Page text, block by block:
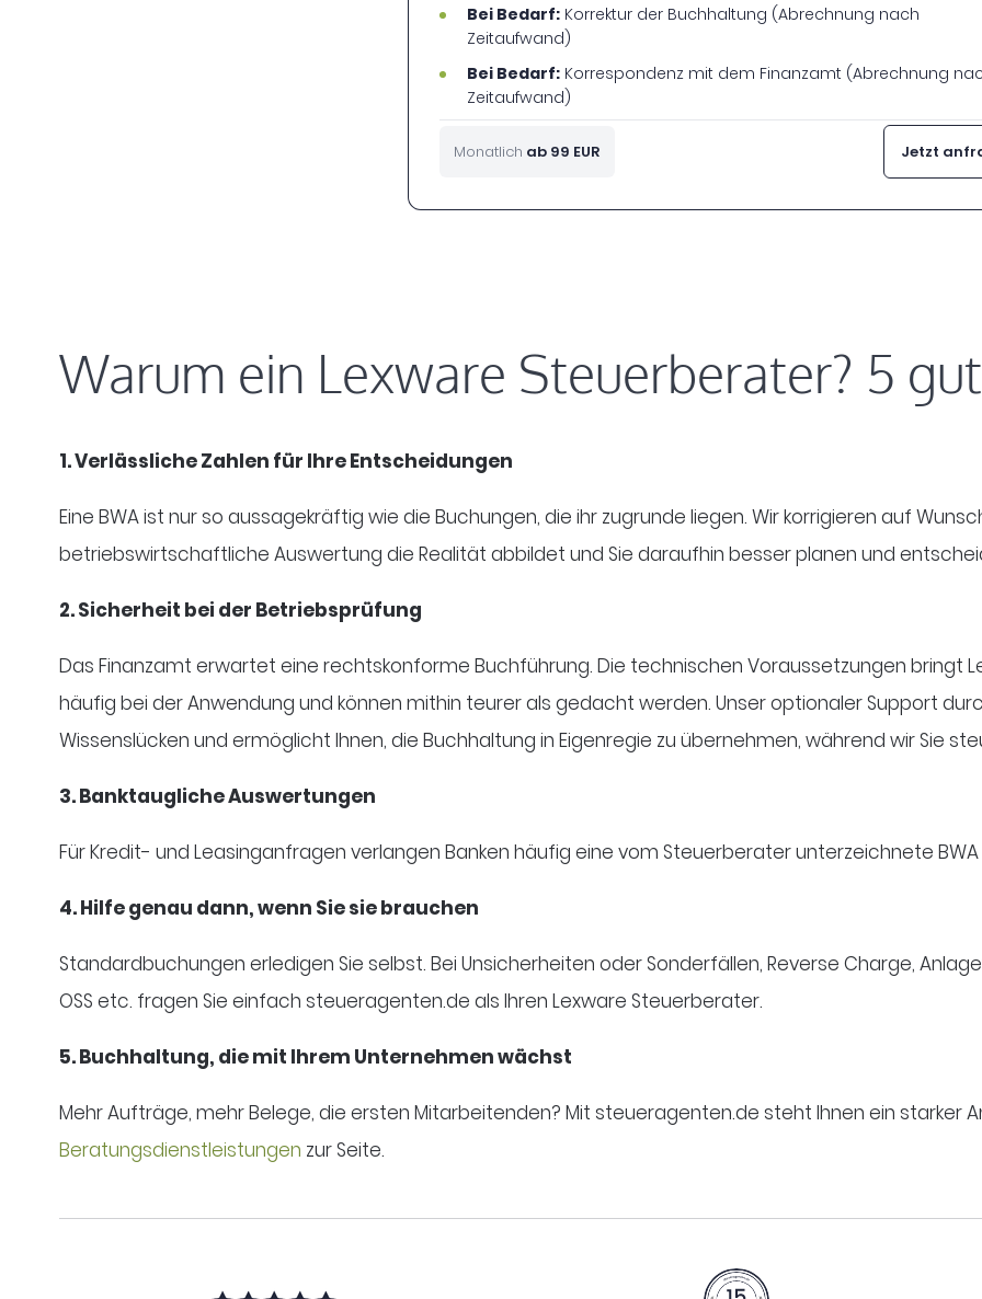
Bei Bedarf: Korrektur der Buchhaltung (Abrechnung nach
Zeitaufwand)
Bei Bedarf: Korrespondenz mit dem Finanzamt (Abrechnung
Zeitaufwand)
Monatlich ab 99 EUR Jetzt
Warum ein Lexware Steuerberater? 5
1. Verlässliche Zahlen für Ihre Entscheidungen
Eine BWA ist nur so aussagekräftig wie die Buchungen, die ihr zugrunde liegen. Wir korrigieren auf
betriebswirtschaftliche Auswertung die Realität abbildet und Sie daraufhin besser planen und
2. Sicherheit bei der Betriebsprüfung
Das Finanzamt erwartet eine rechtskonforme Buchführung. Die technischen Voraussetzungen bringt
häufig bei der Anwendung und können mithin teurer als gedacht werden. Unser optionaler Support
Wissenslücken und ermöglicht Ihnen, die Buchhaltung in Eigenregie zu übernehmen, während wir Sie
3. Banktaugliche Auswertungen
Für Kredit- und Leasinganfragen verlangen Banken häufig eine vom Steuerberater unterzeichnete
4. Hilfe genau dann, wenn Sie sie brauchen
Standardbuchungen erledigen Sie selbst. Bei Unsicherheiten oder Sonderfällen, Reverse Charge,
OSS etc. fragen Sie einfach steueragenten.de als Ihren Lexware Steuerberater.
5. Buchhaltung, die mit Ihrem Unternehmen wächst
Mehr Aufträge, mehr Belege, die ersten Mitarbeitenden? Mit steueragenten.de steht Ihnen ein starker
Beratungsdienstleistungen zur Seite.